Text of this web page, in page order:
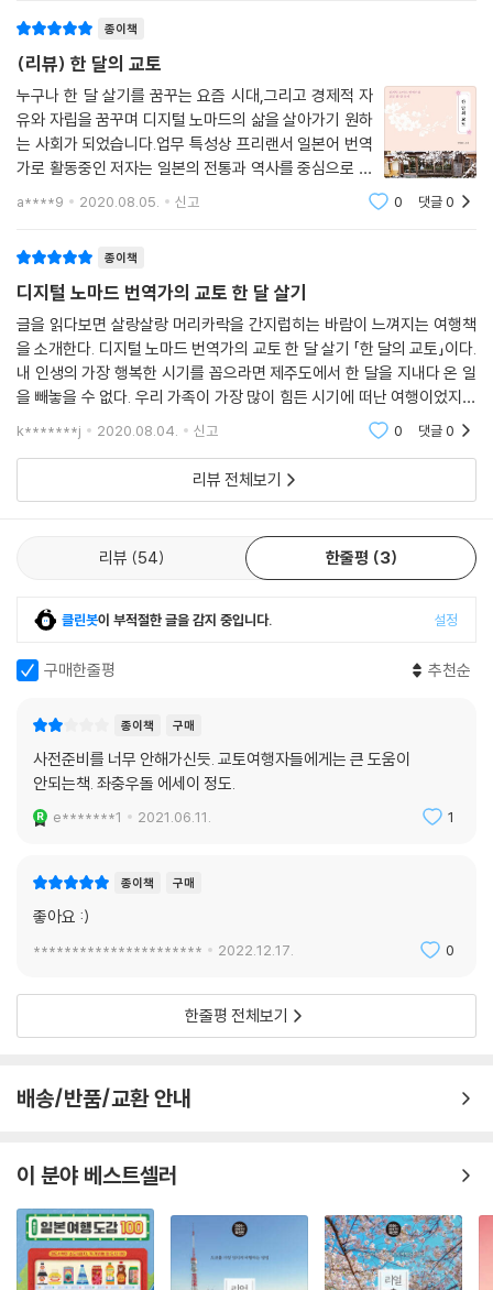
는 다음에 만나야겠다. 집으로 가까워지는 버스 창 너머로 다시 히가지혼
간지가 보였다. 그 순간에도 교토역 앞 커다란 사거리에서 히가시혼간지는
사람들에게 끊임없이 외치고 있었다. Life is living you.
--- p.201
금각사를 둘러보다가 갑자기 떠오른 의문. 물론 문학소녀가 아니기에 소설
과는 관계가 없는 궁금증이었다.‘저거 다 순금일까?’ 문득 18K나 14K는 사
--- p.210
교토 여행 내내 ‘Dobby is free’라는 글자가 프린트된 에코백을 들고 다
녔는데 교토까지 와서 일하는 걸 보면 난 자유가 아니다. 그래도 이렇게 일
을 해야 여행이 끝나고 일상으로 돌아가도 금전적인 어려움을 겪지 않는
다.
--- p.216
아케치 미츠히데가 혼노지로 발길을 돌릴 때 했다고 전해지는 말. ‘적은 혼
노지에 있다(敵は本能寺にあり)’ 이 말은 지금도 일본에서 ‘다른 일을
하는 척하다가 원래의 목적을 달성하려 하는 것’을 의미하는 말로 쓰인다.
아케치 미츠히데가 주군인 노부나가를 배신한 이유로는 수많은 추측과 설
가 쏟아질 거 같았다. 인터넷으로 검색해 미리 알아 둔 정류장에서 호텔 셔
에서 호텔을 예약하다니. 왜인지는 모르겠지만 즉흥적이고 나 자신이 멋있
어 보였다. (정말 왜 멋있어 보였는지는 모르겠다) 어쩜 이리 무계획인지!
--- p.231
방으로 돌아와 다시 일을 하고, 테라스에서 깜깜해지는 비와코 호수를 바
으며 비와코의 멋진 분수 쇼를 바라보았다. 순간, 멋진 사진 속 주인공이 된
거 같았다. 그리고 새삼 일과 돈의 소중함을 느꼈다. 번역가가 되기로 결심
가의 비와코까지 와서 호캉스를 할 수 있었을까? 이렇게 호텔에서 호사를
만 가르쳤다고 하며 한자는 가르치지 않았다고 하는데, 무라사키 시키부의
했다고 한다. 우리나라로 치면 중궁전 최 상궁 정도였을까?
4월 초 철학의 길은 벚꽃과 함께였는데, 5월 초 철학의 길은 햇빛 반짝이
는 선명한 초록 잎사귀로 가득했다. 바닥에는 코모레비의 흔적들이 잔뜩
종이책
(리뷰) 한 달의 교토
누구나 한 달 살기를 꿈꾸는 요즘 시대,그리고 경제적 자
유와 자립을 꿈꾸며 디지털 노마드의 삶을 살아가기 원하
는 사회가 되었습니다.업무 특성상 프리랜서 일본어 번역
가로 활동중인 저자는 일본의 전통과 역사를 중심으로 살
펴볼 수 있는 교토에서 큰 마음을 먹고 한 달 살기를 시작
a****9 2020.08.05. 신고 0 댓글0
종이책
디지털 노마드 번역가의 교토 한 달 살기
글을 읽다보면 살랑살랑 머리카락을 간지럽히는 바람이 느껴지는 여행책
을 소개한다. 디지털 노마드 번역가의 교토 한 달 살기 「한 달의 교토」이다.
내 인생의 가장 행복한 시기를 꼽으라면 제주도에서 한 달을 지내다 온 일
을 빼놓을 수 없다. 우리 가족이 가장 많이 힘든 시기에 떠난 여행이었지만
우리 가족이 가장 못 잊을 추억 중 하나이다. 한 달 살기는 몇박 몇일로 다
k*******j 2020.08.04. 신고 0 댓글0
리뷰 전체보기
리뷰 54 한줄평 3
클린봇이 부적절한 글을 감지 중입니다. 설정
구매한줄평 추천순
종이책 구매
사전준비를 너무 안해가신듯. 교토여행자들에게는 큰 도움이
안되는책. 좌충우돌 에세이 정도.
e*******1 2021.06.11. 1
종이책 구매
좋아요 :)
********************** 2022.12.17. 0
한줄평 전체보기
배송/반품/교환 안내
이 분야 베스트셀러